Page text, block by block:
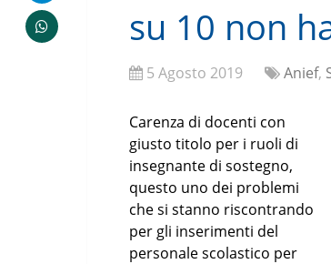
su 10 non
5 Agosto 2019 Anief,
Carenza di docenti con
giusto titolo per i ruoli di
insegnante di sostegno,
questo uno dei problemi
che si stanno riscontrando
per gli inserimenti del
personale scolastico per